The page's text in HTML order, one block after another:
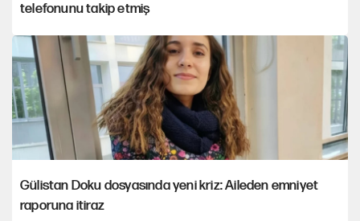
telefonunu takip etmiş
Gülistan Doku dosyasında yeni kriz: Aileden emniyet
raporuna itiraz